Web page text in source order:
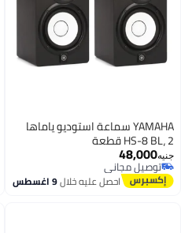
YAMAHA سماعة استوديو ياماها
HS-8 BL، 2 قطعة
جنيه48,000
توصيل مجاني
توصيل مجانياحصل عليه خلال9 اغسطس